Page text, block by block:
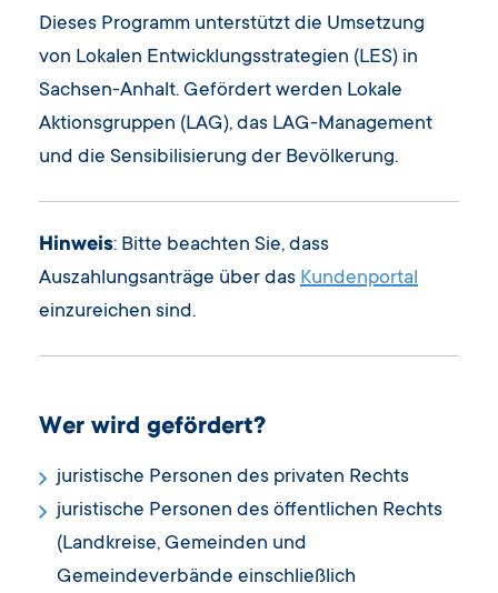
Dieses Programm unterstützt die Umsetzung
von Lokalen Entwicklungsstrategien (LES) in
Sachsen-Anhalt. Gefördert werden Lokale
Aktionsgruppen (LAG), das LAG-Management
und die Sensibilisierung der Bevölkerung.
Hinweis: Bitte beachten Sie, dass
Auszahlungsanträge über das Kundenportal
einzureichen sind.
Wer wird gefördert?
juristische Personen des privaten Rechts
juristische Personen des öffentlichen Rechts
(Landkreise, Gemeinden und
Gemeindeverbände einschließlich